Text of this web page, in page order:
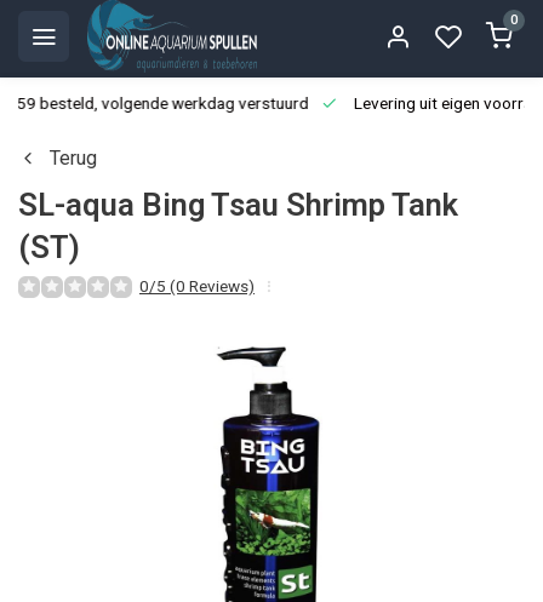
0
besteld, volgende werkdag verstuurd Levering uit eigen
Terug
SL-aqua Bing Tsau Shrimp Tank
(ST)
0/5 (0 Reviews)